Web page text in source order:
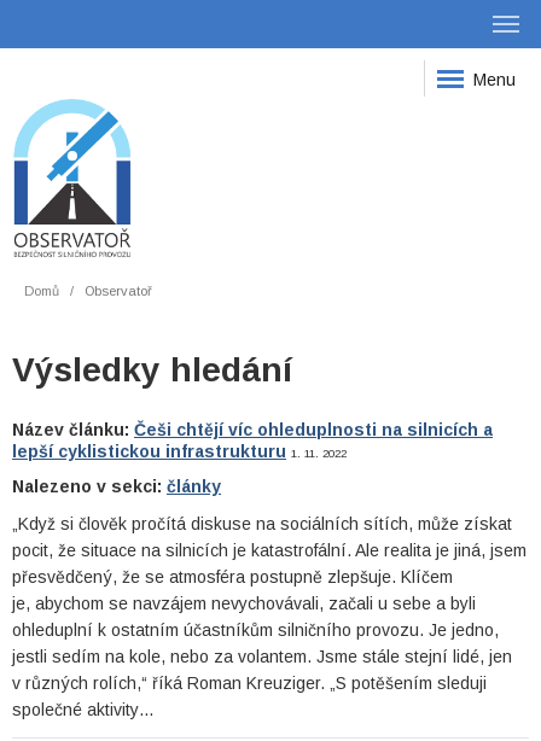
Menu
Domů Observatoř
Výsledky hledání
Název článku: Češi chtějí víc ohleduplnosti na silnicích a
lepší cyklistickou infrastrukturu 1. 11. 2022
Nalezeno v sekci: články
„Když si člověk pročítá diskuse na sociálních sítích, může získat
pocit, že situace na silnicích je katastrofální. Ale realita je jiná, jsem
přesvědčený, že se atmosféra postupně zlepšuje. Klíčem
je, abychom se navzájem nevychovávali, začali u sebe a byli
ohleduplní k ostatním účastníkům silničního provozu. Je jedno,
jestli sedím na kole, nebo za volantem. Jsme stále stejní lidé, jen
v různých rolích,“ říká Roman Kreuziger. „S potěšením sleduji
společné aktivity…